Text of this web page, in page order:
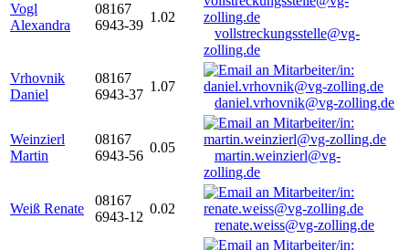
Vogl
Alexandra
08167
6943-39
1.02
vollstreckungsstelle@vg-
zolling.de
Vrhovnik
Daniel
08167
6943-37
1.07
daniel.vrhovnik@vg-zolling.de
Weinzierl
Martin
08167
6943-56
0.05
martin.weinzierl@vg-
zolling.de
Weiß Renate
08167
6943-12
0.02
renate.weiss@vg-zolling.de